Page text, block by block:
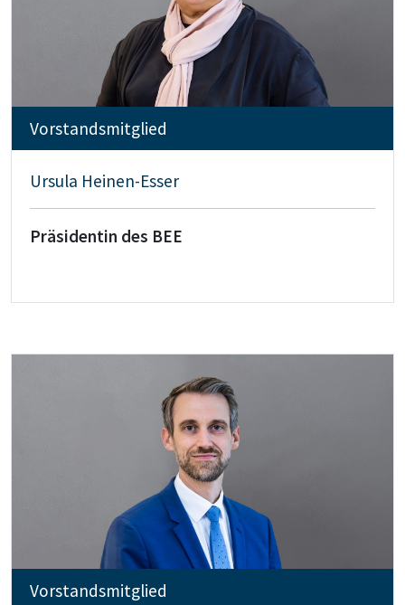
Vorstandsmitglied
Ursula Heinen-Esser
Präsidentin des BEE
Vorstandsmitglied